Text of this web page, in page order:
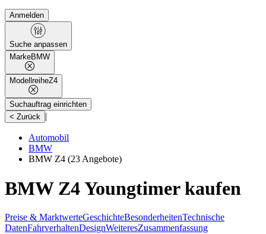
Anmelden
Suche anpassen
MarkeBMW
ModellreiheZ4
Suchauftrag einrichten
< Zurück |
Automobil
BMW
BMW Z4 (23 Angebote)
BMW Z4 Youngtimer kaufen
Preise & MarktwerteGeschichteBesonderheitenTechnische
DatenFahrverhaltenDesignWeiteresZusammenfassung